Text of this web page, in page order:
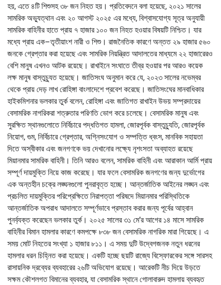
হয়, এতে ৪টি শিশুসহ ৩৮ জন নিহত হয়। প্রতিবেদনে বলা হয়েছে, ২০২১ সালের
সামরিক অভ্যুত্থান এবং ২০ আগস্ট ২০২৫ এর মধ্যে, বিশ্বাসযোগ্য সূত্র অনুযায়ী
সামরিক বাহিনীর হাতে প্রায় ৭ হাজার ১০০ জন নিহত হওয়ার বিষয়টি নিশ্চিত। যার
মধ্যে প্রায় এক–তৃতীয়াংশ নারী ও শিশু। রাজনৈতিক কারণে অন্তত ২৯ হাজার ৫৬০
জনকে গ্রেপ্তার করা হয়েছে এবং সামরিক নিয়ন্ত্রিত আদালতের মাধ্যমে ২২ হাজারেরও
বেশি মানুষ এখনও আটক রয়েছে। রাখাইনে সংঘাতে তীব্র হওয়ার পর আরও কয়েক
লক্ষ মানুষ বাস্তুচ্যুত হয়েছে। জাতিসংঘ অনুমান করে যে, ২০২৩ সালের নভেম্বর
থেকে প্রায় দেড় লাখ রোহিঙ্গা বাংলাদেশে প্রবেশ করেছে। জাতিসংঘের মানবাধিকার
হাইকমিশনার ভলকার তুর্ক বলেন, রোহিঙ্গা এবং জাতিগত রাখাইন উভয় সম্প্রদায়ের
বেসামরিক নাগরিকরা শত্রুতার পরিণতি ভোগ করে চলেছে। বেসামরিক মানুষ এবং
সুরক্ষিত স্থানগুলোতে নির্বিচারে পদ্ধতিগত হামলা, জোরপূর্বক বাস্তুচ্যুতি, জোরপূর্বক
নিয়োগ, গুম, নির্বিচারে গ্রেপ্তার, অগ্নিসংযোগ ও সম্পত্তি ধ্বংস, মানবিক সহায়তা
দিতে অস্বীকার এবং জনগণকে ভয় দেখানোর লক্ষ্যে নৃশংসতা অব্যাহত রয়েছে
মিয়ানমার সামরিক বাহিনী। তিনি আরও বলেন, সামরিক বাহিনী এবং আরাকান আর্মি প্রায়
সম্পূর্ণ দায়মুক্তি নিয়ে কাজ করেছে। যার ফলে বেসামরিক জনগণের জন্য দুর্ভোগের
এক অন্তহীন চক্রে লঙ্ঘনগুলো পুনরাবৃত্ত হচ্ছে। আন্তর্জাতিক আইনের লঙ্ঘন এবং
প্রচলিত দায়মুক্তির পরিপ্রেক্ষিতে নিরাপত্তা পরিষদে মিয়ানমার পরিস্থিতিকে
আন্তর্জাতিক অপরাধ আদালতে সম্পূর্ণভাবে প্রস্তাব করার জন্য পূর্বের আহ্বান
পুনর্ব্যক্ত করেছেন ভলকার তুর্ক। ২০২৫ সালের ৩১ মে’র আগের ১৪ মাসে সামরিক
বাহিনীর বিমান হামলার কারণে কমপক্ষে ৮৩৮ জন বেসামরিক নাগরিক মারা গিয়েছে। এ
সময় মোট নিহতের সংখ্যা ১ হাজার ৮১১। এ সময় দুটি উদ্বেগজনক নতুন ধরনের
হামলার ধরন চিহ্নিত করা হয়েছে। একটি হচ্ছে ছয়টি রাজ্যে বিস্ফোরকের সঙ্গে সারসহ
রাসায়নিক দ্রব্যের ব্যবহারের ২৬টি অভিযোগ রয়েছে। আরেকটি নীচ দিয়ে উড়তে
সক্ষম কৌশলগত বিমানের ব্যবহার, যা বেসামরিক স্থানে গোলাবারুদ হামলায় ব্যবহৃত